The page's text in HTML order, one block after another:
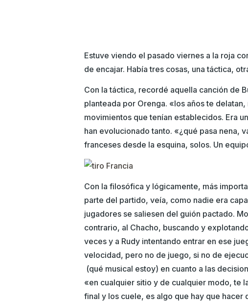
Estuve viendo el pasado viernes a la roja
de encajar. Había tres cosas, una táctica,
Con la táctica, recordé aquella canción de
planteada por Orenga. «los años te
movimientos que tenían establecidos. Era
han evolucionado tanto. «¿qué pasa nena,
franceses desde la esquina, solos. Un
Con la filosófica y lógicamente, más
parte del partido, veía, como nadie era
jugadores se saliesen del guión pactado.
contrario, al Chacho, buscando y
veces y a Rudy intentando entrar en ese
velocidad, pero no de juego, si no de
(qué musical estoy) en cuanto a las
«en cualquier sitio y de cualquier modo, te
final y los cuele, es algo que hay que hacer